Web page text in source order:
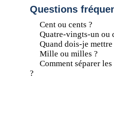
Questions
Cent ou cents ?
Quatre-vingts-un ou
Quand dois-je
Mille ou milles ?
Comment séparer
?